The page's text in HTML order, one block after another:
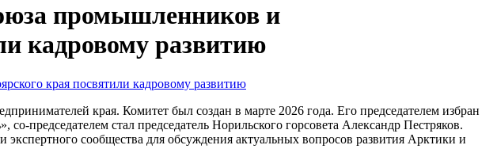
промышленников и
кадровому развитию
края. Комитет был создан в марте 2026 года. Его председателем избран
председателем стал председатель Норильского горсовета Александр Пестряков.
сообщества для обсуждения актуальных вопросов развития Арктики и